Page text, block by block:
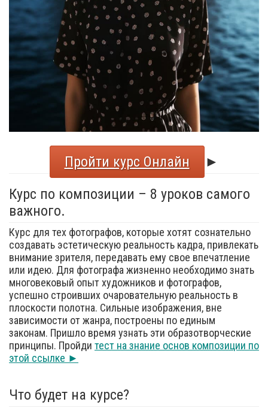
Пройти курс Онлайн
►
Курс по композиции – 8 уроков самого
важного.
Курс для тех фотографов, которые хотят сознательно
создавать эстетическую реальность кадра, привлекать
внимание зрителя, передавать ему свое впечатление
или идею. Для фотографа жизненно необходимо знать
многовековый опыт художников и фотографов,
успешно строивших очаровательную реальность в
плоскости полотна. Сильные изображения, вне
зависимости от жанра, построены по единым
законам. Пришло время узнать эти образотворческие
принципы. Пройди тест на знание основ композиции по
этой ссылке ►
Что будет на курсе?